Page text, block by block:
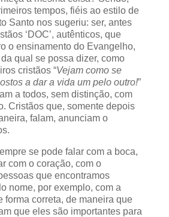
tempos, fiéis ao estilo de
Santo nos sugeriu: ser, antes
‘DOC’, autênticos, que
o ensinamento do Evangelho,
qual se possa dizer, como
cristãos “Vejam como se
a dar a vida um pelo outro!”
a todos, sem distinção, com
Cristãos que, somente depois
falam, anunciam o
se pode falar com a boca,
com o coração, com o
que encontramos
nome, por exemplo, com a
forma correta, de maneira que
que eles são importantes para